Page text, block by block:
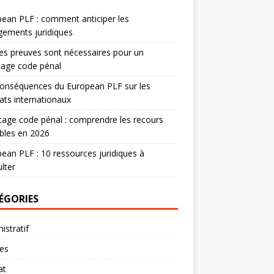
PLF : comment anticiper les
juridiques
preuves sont nécessaires pour un
code pénal
du European PLF sur les
internationaux
code pénal : comprendre les recours
en 2026
PLF : 10 ressources juridiques à